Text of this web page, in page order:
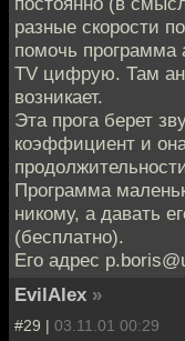
разные скорости
помочь программа
TV цифрую. Там
возникает.
Эта прога берет
коэффициент и
Программа
никому, а давать
(бесплатно).
Его адрес
EvilAlex »
#29 | 03.11.01 00:29